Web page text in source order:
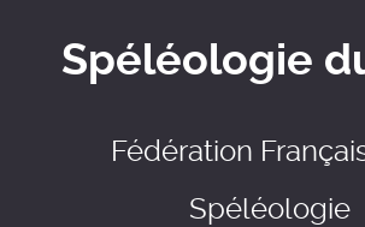
Spéléologie
Fédération
Spéléologie